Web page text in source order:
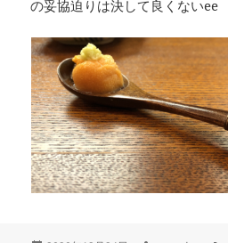
の妥協迫りは決して良くないee